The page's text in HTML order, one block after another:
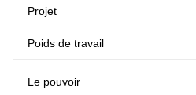
Projet
Poids de travail
Le pouvoir